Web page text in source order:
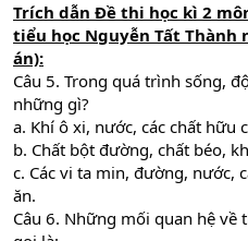
Trích dẫn Đề thi học kì 2
tiểu học Nguyễn Tất Thành
án):
Câu 5. Trong quá trình sống,
những gì?
a. Khí ô xi, nước, các chất hữu
b. Chất bột đường, chất béo,
c. Các vi ta min, đường, nước,
ăn.
Câu 6. Những mối quan hệ